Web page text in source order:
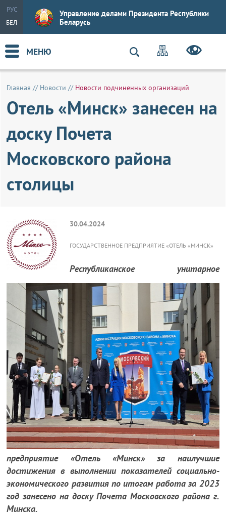
РУС
БЕЛ
Управление делами Президента Республики
Беларусь
МЕНЮ
Главная // Новости // Новости подчиненных организаций
Отель «Минск» занесен на
доску Почета
Московского района
столицы
30.04.2024
ГОСУДАРСТВЕННОЕ ПРЕДПРИЯТИЕ «ОТЕЛЬ «МИНСК»
Республиканское унитарное
предприятие «Отель «Минск» за наилучшие
достижения в выполнении показателей социально-
экономического развития по итогам работа за 2023
год занесено на доску Почета Московского района г.
Минска.